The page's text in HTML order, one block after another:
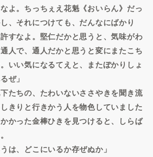
なよ。ちっちぇえ花魁《おいらん》だっ
、それにつけても、だんなにばかり
すなよ。堅仁だかと思うと、気味がわ
人で、通人だかと思うと変にまたこち
いい気になるてえと、またぽかりしょ
ぜ」
たちの、たわいないささやきを聞き流
きりと行きかう人を物色していました
かった金棒ひきを見つけると、しらば
は、どこにいるか存ぜぬか」